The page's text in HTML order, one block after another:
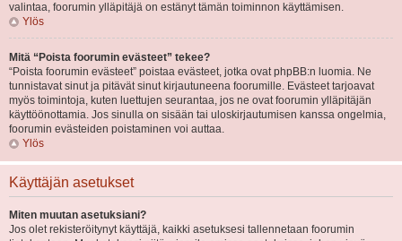
valintaa, foorumin ylläpitäjä on estänyt tämän toiminnon käyttämisen.
Ylös
Mitä “Poista foorumin evästeet” tekee?
“Poista foorumin evästeet” poistaa evästeet, jotka ovat phpBB:n luomia. Ne
tunnistavat sinut ja pitävät sinut kirjautuneena foorumille. Evästeet tarjoavat
myös toimintoja, kuten luettujen seurantaa, jos ne ovat foorumin ylläpitäjän
käyttöönottamia. Jos sinulla on sisään tai uloskirjautumisen kanssa ongelmia,
foorumin evästeiden poistaminen voi auttaa.
Ylös
Käyttäjän asetukset
Miten muutan asetuksiani?
Jos olet rekisteröitynyt käyttäjä, kaikki asetuksesi tallennetaan foorumin